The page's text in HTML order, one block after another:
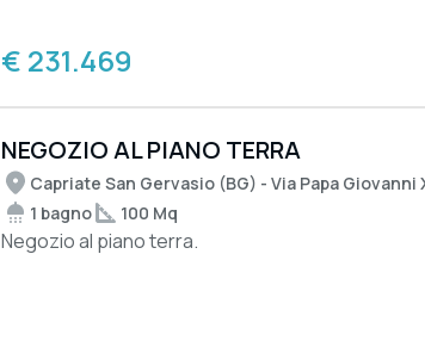
€ 231.469
NEGOZIO AL PIANO TERRA
Capriate San Gervasio (BG) - Via Papa Giovanni
1 bagno
100 Mq
Negozio al piano terra.